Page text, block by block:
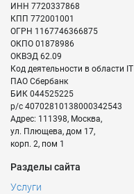
ИНН 7720337868
КПП 772001001
ОГРН 1167746366875
ОКПО 01878986
ОКВЭД 62.09
Код деятельности в области IT
ПАО Сбербанк
БИК 044525225
р/с 40702810138000342543
Адрес: 111398, Москва,
ул. Плющева, дом 17,
корп. 2, пом 1
Разделы сайта
Услуги